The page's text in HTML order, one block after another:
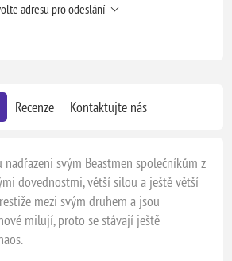
adresu pro odeslání
Recenze Kontaktujte nás
nadřazeni svým Beastmen společníkům z
dovednostmi, větší silou a ještě větší
mezi svým druhem a jsou
milují, proto se stávají ještě